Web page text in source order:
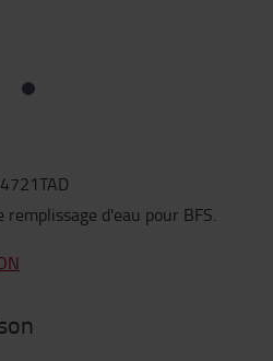
d'eau pour BFS.